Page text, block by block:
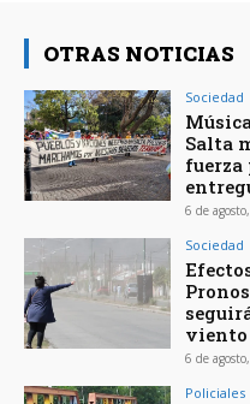
OTRAS NOTICIAS
Sociedad
Salta
6 de
Sociedad
viento
6 de
Policiales